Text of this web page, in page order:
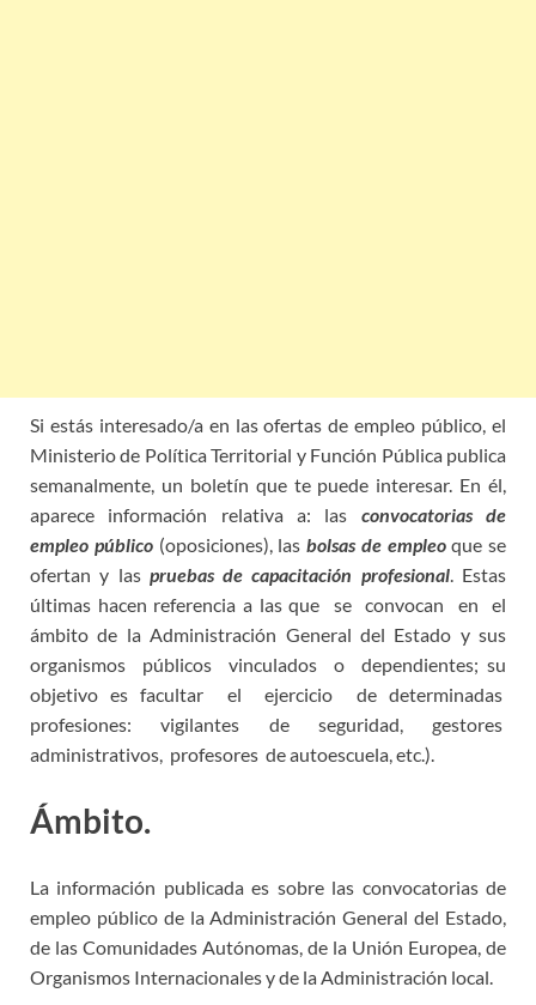
Si estás interesado/a en las ofertas de empleo público, el
Ministerio de Política Territorial y Función Pública publica
semanalmente, un boletín que te puede interesar. En él,
aparece información relativa a: las convocatorias de
empleo público(oposiciones), las bolsas de empleoque se
ofertan y las pruebas de capacitación profesional. Estas
últimas hacen referencia a las que se convocan en el
ámbito de la Administración General del Estado y sus
organismos públicos vinculados o dependientes; su
objetivo es facultar el ejercicio de determinadas
profesiones: vigilantes de seguridad, gestores
administrativos, profesores de autoescuela, etc.).
Ámbito.
La información publicada es sobre las convocatorias de
empleo público de la Administración General del Estado,
de las Comunidades Autónomas, de la Unión Europea, de
Organismos Internacionales y de la Administración local.